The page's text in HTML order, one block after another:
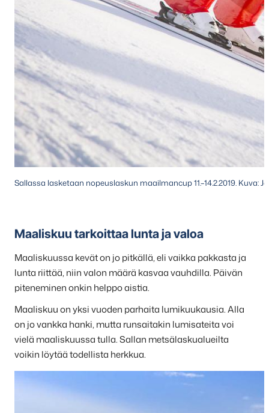
Sallassa lasketaan nopeuslaskun maailmancup 11.–14.2.2019. Kuva:
Maaliskuu tarkoittaa lunta ja valoa
Maaliskuussa kevät on jo pitkällä, eli vaikka pakkasta ja
lunta riittää, niin valon määrä kasvaa vauhdilla. Päivän
piteneminen onkin helppo aistia.
Maaliskuu on yksi vuoden parhaita lumikuukausia. Alla
on jo vankka hanki, mutta runsaitakin lumisateita voi
vielä maaliskuussa tulla. Sallan metsälaskualueilta
voikin löytää todellista herkkua.